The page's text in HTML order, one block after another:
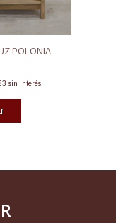
POLONIA
sin interés